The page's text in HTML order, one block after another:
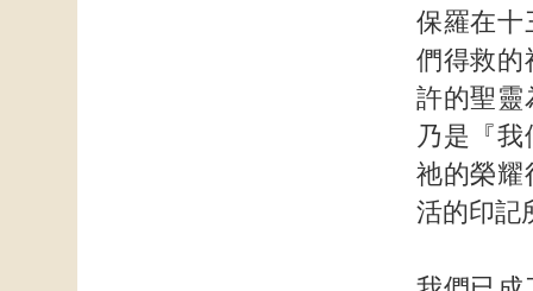
保羅在十
們得救的
許的聖靈
乃是『
祂的榮耀
活的印記